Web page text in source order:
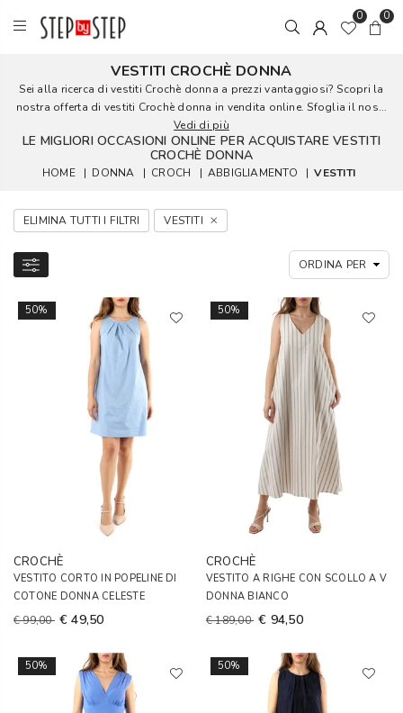
0 0
VESTITI CROCHÈ DONNA
Sei alla ricerca di vestiti Crochè donna a prezzi vantaggiosi? Scopri la
nostra offerta di vestiti Crochè donna in vendita online. Sfoglia il nos...
Vedi di più
LE MIGLIORI OCCASIONI ONLINE PER ACQUISTARE VESTITI
CROCHÈ DONNA
HOME | DONNA | CROCH | ABBIGLIAMENTO | VESTITI
ELIMINA TUTTI I FILTRI VESTITI
50%
CROCHÈ
VESTITO CORTO IN POPELINE DI
COTONE DONNA CELESTE
€ 99,00 € 49,50
50%
CROCHÈ
VESTITO A RIGHE CON SCOLLO A V
DONNA BIANCO
€ 189,00 € 94,50
50% 50%